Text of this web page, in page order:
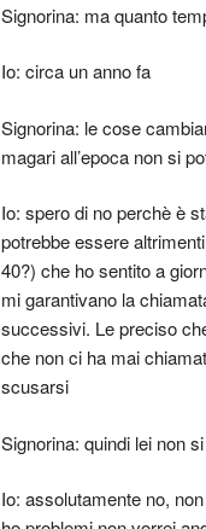
Signorina: ma quanto
Io: circa un anno fa
Signorina: le cose
magari all’epoca non si
Io: spero di no perchè è
potrebbe essere
40?) che ho sentito a
mi garantivano la
successivi. Le preciso
che non ci ha mai
scusarsi
Signorina: quindi lei non
Io: assolutamente no,